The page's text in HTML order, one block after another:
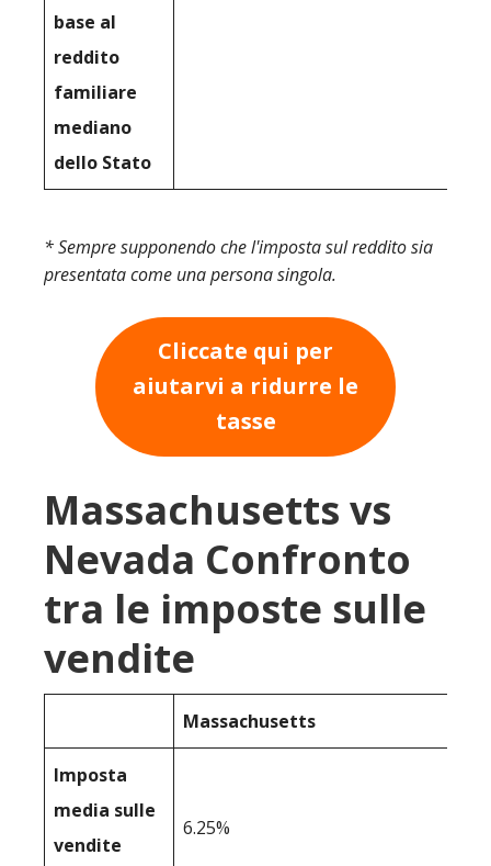
base al
reddito
familiare
mediano
dello Stato
* Sempre supponendo che l'imposta sul reddito sia
presentata come una persona singola.
Cliccate qui per
aiutarvi a ridurre le
tasse
Massachusetts vs
Nevada Confronto
tra le imposte sulle
vendite
Massachusetts
Imposta
media sulle
vendite
6.25%